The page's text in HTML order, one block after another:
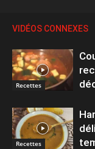
VIDÉOS CONNEXES
Recettes
Recettes